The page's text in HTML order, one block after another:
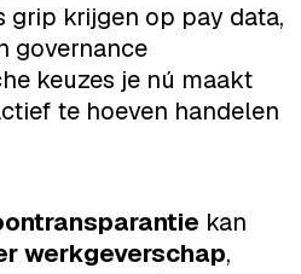
grip krijgen op pay data,
governance
keuzes je nú maakt
te hoeven handelen
kan
werkgeverschap,